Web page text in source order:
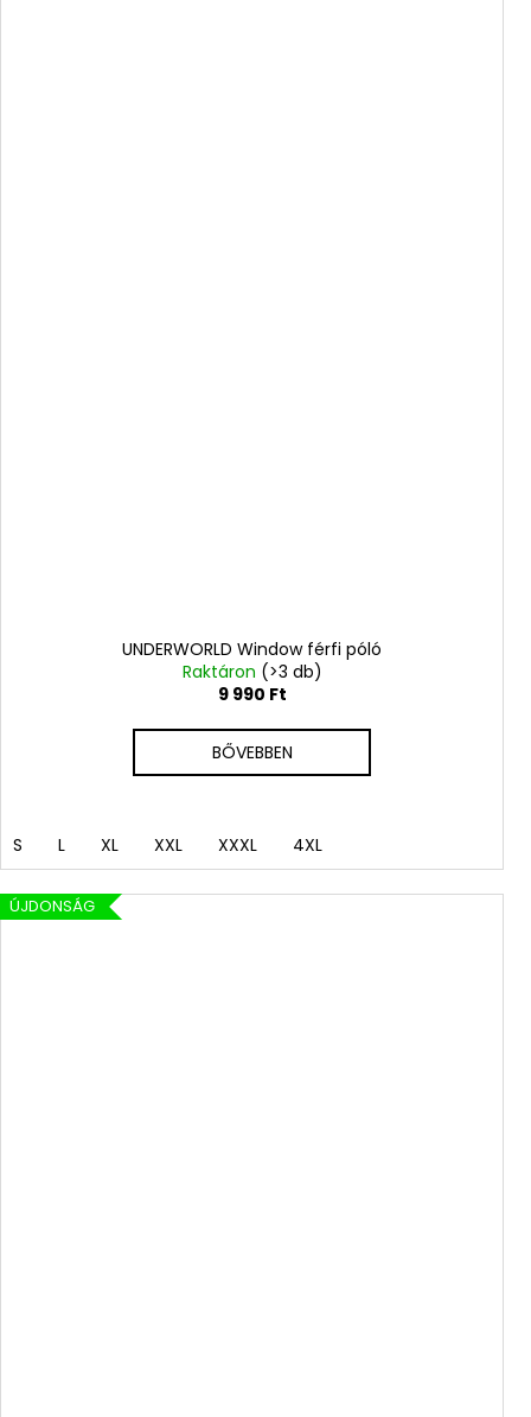
UNDERWORLD Window férfi póló
Raktáron (>3 db)
9 990 Ft
BŐVEBBEN
S L XL XXL XXXL 4XL
ÚJDONSÁG